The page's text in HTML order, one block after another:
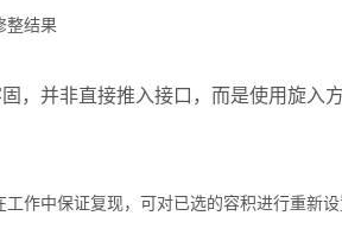
整结果
，并非直接推入接口，而是使用旋入
工作中保证复现，可对已选的容积进行重新